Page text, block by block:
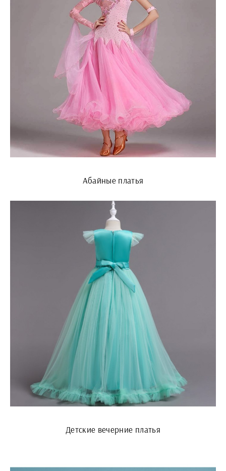
Абайные платья
Детские вечерние платья